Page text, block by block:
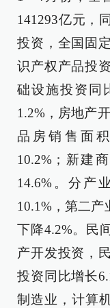
141293亿元，
投资，全国固
识产权产品投
础设施投资同
1.2%，房地产
品房销售面
10.2%；新建
14.6%。分产
10.1%，第二产
下降4.2%。民
产开发投资，
投资同比增长
制造业，计算